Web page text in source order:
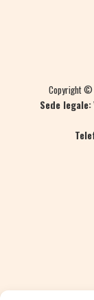
Copyright ©
Sede legale: